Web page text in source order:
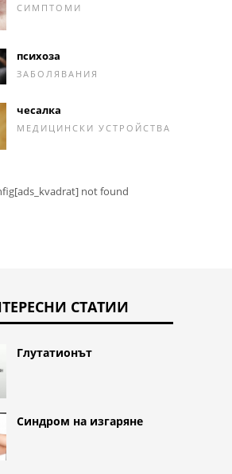
СИМПТОМИ
психоза
ЗАБОЛЯВАНИЯ
чесалка
МЕДИЦИНСКИ УСТРОЙСТВА
not found
СТАТИИ
Глутатионът
Синдром на изгаряне